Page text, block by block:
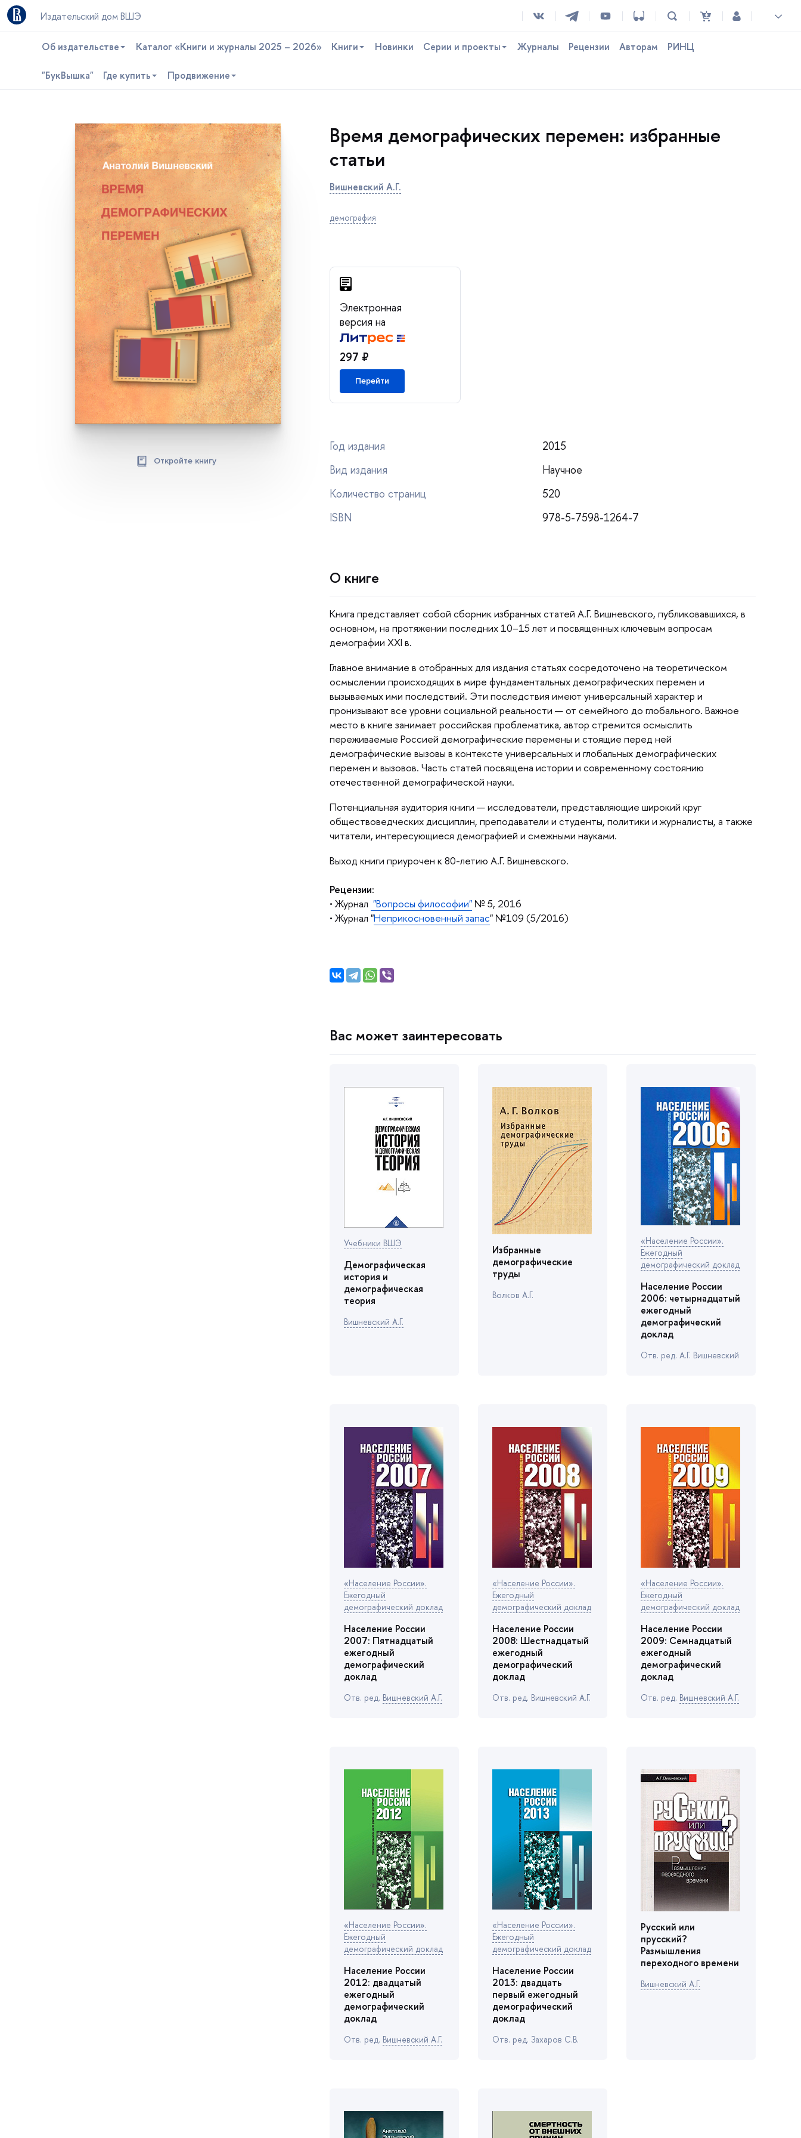
Издательский дом ВШЭ
Об издательстве Каталог «Книги и журналы 2025 – 2026» Книги Новинки Серии и проекты Журналы Рецензии Авторам РИНЦ
"БукВышка" Где купить Продвижение
Откройте книгу
ремя демографических перемен: избранные
статьи
ишневский А.Г.
демография
Электронная
ерсия на
297 ₽
Перейти
Год издания
2015
ид издания
Научное
Количество страниц
520
ISBN
978-5-7598-1264-7
О книге
Книга представляет собой сборник избранных статей А.Г. Вишневского, публиковавшихся,
основном, на протяжении последних 10–15 лет и посвященных ключевым вопросам
демографии XXI в.
Главное внимание в отобранных для издания статьях сосредоточено на теоретическом
осмыслении происходящих в мире фундаментальных демографических перемен и
ызываемых ими последствий. Эти последствия имеют универсальный характер и
пронизывают все уровни социальной реальности — от семейного до глобального. Важное
место в книге занимает российская проблематика, автор стремится осмыслить
переживаемые Россией демографические перемены и стоящие перед ней
демографические вызовы в контексте универсальных и глобальных демографических
перемен и вызовов. Часть статей посвящена истории и современному состоянию
отечественной демографической науки.
Потенциальная аудитория книги — исследователи, представляющие широкий кру
обществоведческих дисциплин, преподаватели и студенты, политики и журналисты, а также
читатели, интересующиеся демографией и смежными науками.
ыход книги приурочен к 80-летию А.Г. Вишневского.
Рецензии:
•Журнал "Вопросы философии" № 5, 2016
• Журнал "Неприкосновенный запас" №109 (5/2016)
ас может заинтересовать
Учебники ВШЭ
Демографическая
история и
демографическая
теория
ишневский А.Г.
Избранные
демографические
труды
олков А.Г.
«Население России».
Ежегодный
демографический доклад
Население России
2006: четырнадцатый
ежегодный
демографический
доклад
Отв. ред. А.Г. Вишневский
«Население России».
Ежегодный
демографический доклад
Население России
2007: Пятнадцатый
ежегодный
демографический
доклад
Отв. ред. ишневский А.Г.
«Население России».
Ежегодный
демографический доклад
Население России
2008: Шестнадцатый
ежегодный
демографический
доклад
Отв. ред. Вишневский А.Г.
«Население России».
Ежегодный
демографический доклад
Население России
2009: Семнадцатый
ежегодный
демографический
доклад
Отв. ред. ишневский А.Г.
«Население России».
Ежегодный
демографический доклад
Население России
2012: двадцатый
ежегодный
демографический
доклад
Отв. ред. ишневский А.Г.
«Население России».
Ежегодный
демографический доклад
Население России
2013: двадцать
первый ежегодный
демографический
доклад
Отв. ред. Захаров С.В.
Русский или
прусский?
Размышления
переходного времени
ишневский А.Г.